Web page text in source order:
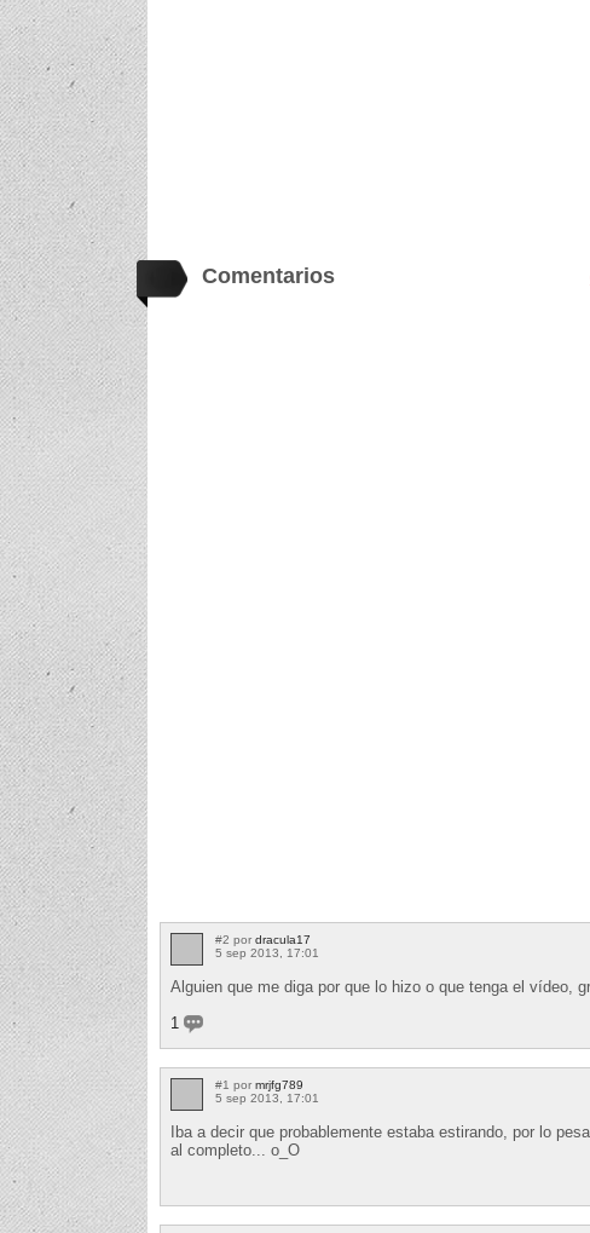
Comentarios
#2 por dracula17
5 sep 2013, 17:01
Alguien que me diga por que lo hizo o que tenga el vídeo,
1
#1 por mrjfg789
5 sep 2013, 17:01
Iba a decir que probablemente estaba estirando, por lo
al completo... o_O